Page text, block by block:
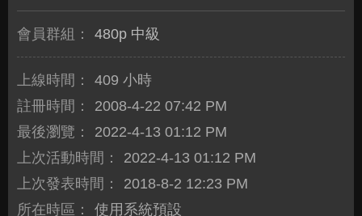
會員群組： 480p 中級
上線時間：
409 小時
註冊時間：
2008-4-22 07:42 PM
最後瀏覽：
2022-4-13 01:12 PM
上次活動時間：
2022-4-13 01:12 PM
上次發表時間：
2018-8-2 12:23 PM
所在時區：
使用系統預設